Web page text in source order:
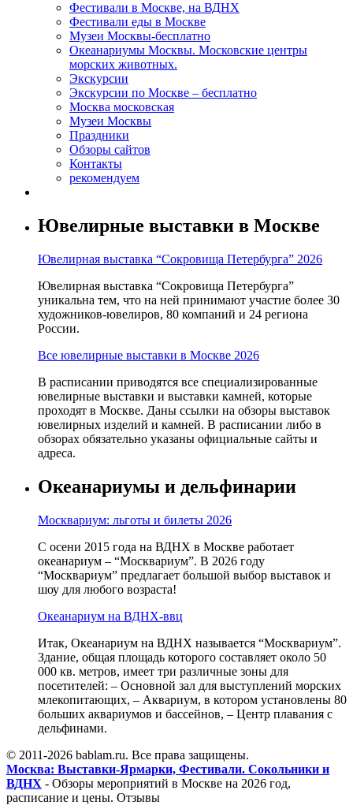
Фестивали в Москве, на ВДНХ
Фестивали еды в Москве
Музеи Москвы-бесплатно
Океанариумы Москвы. Московские центры
морских животных.
Экскурсии
Экскурсии по Москве – бесплатно
Москва московская
Музеи Москвы
Праздники
Обзоры сайтов
Контакты
рекомендуем
Ювелирные выставки в Москве
Ювелирная выставка “Сокровища Петербурга” 2026
Ювелирная выставка “Сокровища Петербурга”
уникальна тем, что на ней принимают участие более 30
художников-ювелиров, 80 компаний и 24 региона
России.
Все ювелирные выставки в Москве 2026
В расписании приводятся все специализированные
ювелирные выставки и выставки камней, которые
проходят в Москве. Даны ссылки на обзоры выставок
ювелирных изделий и камней. В расписании либо в
обзорах обязательно указаны официальные сайты и
адреса.
Океанариумы и дельфинарии
Москвариум: льготы и билеты 2026
С осени 2015 года на ВДНХ в Москве работает
океанариум – “Москвариум”. В 2026 году
“Москвариум” предлагает большой выбор выставок и
шоу для любого возраста!
Океанариум на ВДНХ-ввц
Итак, Океанариум на ВДНХ называется “Москвариум”.
Здание, общая площадь которого составляет около 50
000 кв. метров, имеет три различные зоны для
посетителей: – Основной зал для выступлений морских
млекопитающих, – Аквариум, в котором установлены 80
больших аквариумов и бассейнов, – Центр плавания с
дельфинами.
© 2011-2026 bablam.ru. Все права защищены.
Москва: Выставки-Ярмарки, Фестивали. Сокольники и
ВДНХ - Обзоры мероприятий в Москве на 2026 год,
расписание и цены. Отзывы